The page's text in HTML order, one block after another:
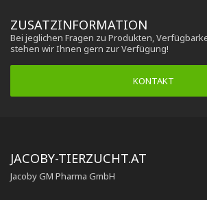
ZUSATZINFORMATION
Bei jeglichen Fragen zu Produkten,
stehen wir Ihnen gern zur Verfügung!
KONTAKT
JACOBY-TIERZUCHT.AT
Jacoby GM Pharma GmbH